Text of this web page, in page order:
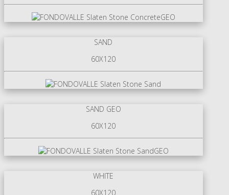
SAND
60X120
SAND GEO
60X120
WHITE
60X120